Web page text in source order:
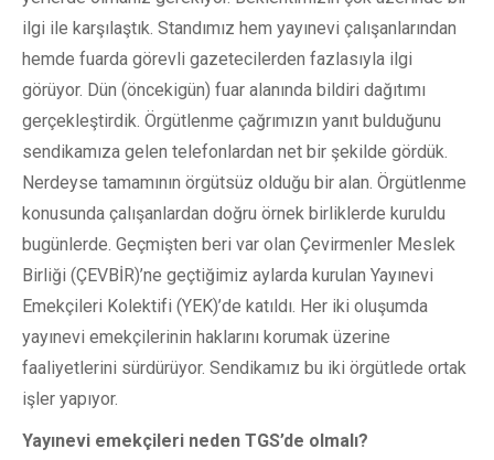
ilgi ile karşılaştık. Standımız hem yayınevi çalışanlarından
hemde fuarda görevli gazetecilerden fazlasıyla ilgi
görüyor. Dün (öncekigün) fuar alanında bildiri dağıtımı
gerçekleştirdik. Örgütlenme çağrımızın yanıt bulduğunu
sendikamıza gelen telefonlardan net bir şekilde gördük.
Nerdeyse tamamının örgütsüz olduğu bir alan. Örgütlenme
konusunda çalışanlardan doğru örnek birliklerde kuruldu
bugünlerde. Geçmişten beri var olan Çevirmenler Meslek
Birliği (ÇEVBİR)’ne geçtiğimiz aylarda kurulan Yayınevi
Emekçileri Kolektifi (YEK)’de katıldı. Her iki oluşumda
yayınevi emekçilerinin haklarını korumak üzerine
faaliyetlerini sürdürüyor. Sendikamız bu iki örgütlede ortak
işler yapıyor.
Yayınevi emekçileri neden TGS’de olmalı?